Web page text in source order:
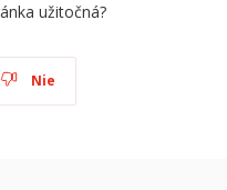
užitočná?
Nie